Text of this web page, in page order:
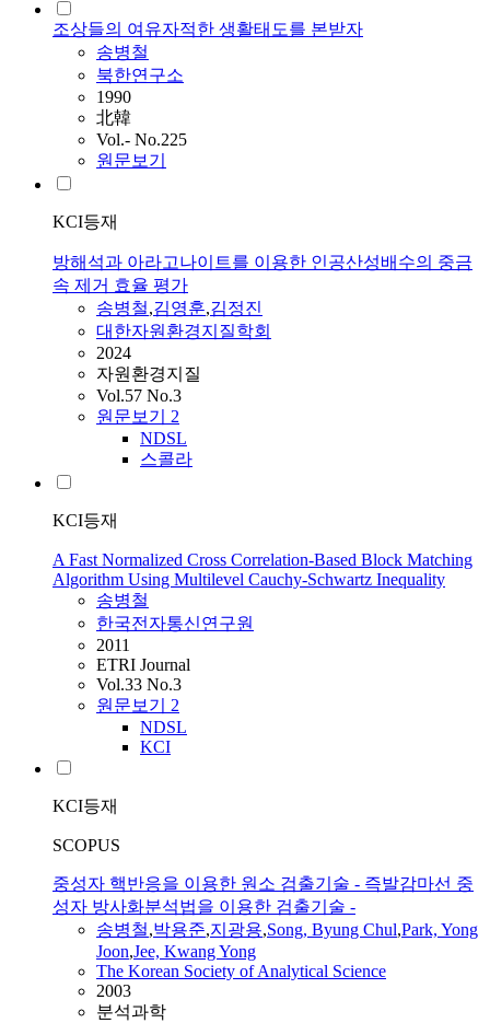
조상들의 여유자적한 생활태도를 본받자
송병철
북한연구소
1990
北韓
Vol.- No.225
원문보기
KCI등재
방해석과 아라고나이트를 이용한 인공산성배수의 중금
속 제거 효율 평가
송병철,김영훈,김정진
대한자원환경지질학회
2024
자원환경지질
Vol.57 No.3
원문보기 2
NDSL
스콜라
KCI등재
A Fast Normalized Cross Correlation-Based Block Matching
Algorithm Using Multilevel Cauchy-Schwartz Inequality
송병철
한국전자통신연구원
2011
ETRI Journal
Vol.33 No.3
원문보기 2
NDSL
KCI
KCI등재
SCOPUS
중성자 핵반응을 이용한 원소 검출기술 - 즉발감마선 중
성자 방사화분석법을 이용한 검출기술 -
송병철,박용준,지광용,Song, Byung Chul,Park, Yong
Joon,Jee, Kwang Yong
The Korean Society of Analytical Science
2003
분석과학